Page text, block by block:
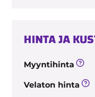
HINTA JA
Myyntihinta
Velaton hinta